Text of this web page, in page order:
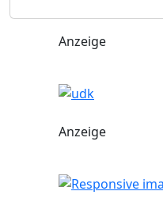
Anzeige
Anzeige